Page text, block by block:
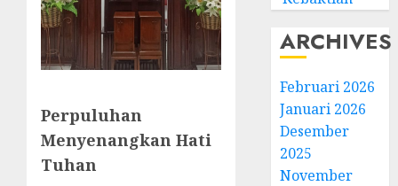
Perpuluhan
Menyenangkan Hati
Tuhan
ARCHIVES
Februari 2026
Januari 2026
Desember
2025
November